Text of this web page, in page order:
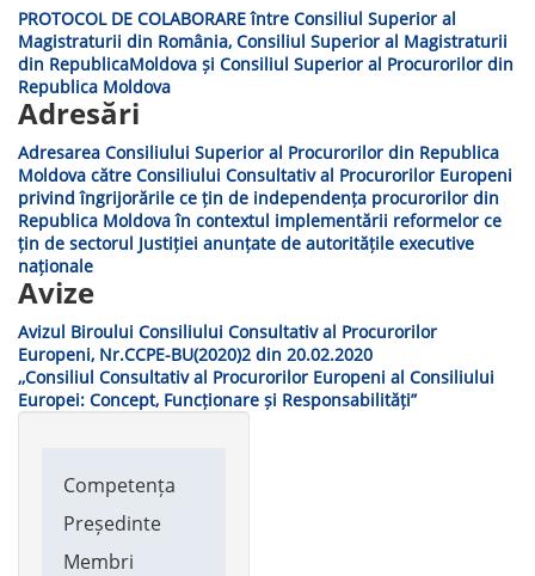
PROTOCOL DE COLABORARE între Consiliul Superior al
Magistraturii din România, Consiliul Superior al Magistraturii
din RepublicaMoldova și Consiliul Superior al Procurorilor din
Republica Moldova
Adresări
Adresarea Consiliului Superior al Procurorilor din Republica
Moldova către Consiliului Consultativ al Procurorilor Europeni
privind îngrijorările ce țin de independența procurorilor din
Republica Moldova în contextul implementării reformelor ce
țin de sectorul Justiției anunțate de autoritățile executive
naționale
Avize
Avizul Biroului Consiliului Consultativ al Procurorilor
Europeni, Nr.CCPE-BU(2020)2 din 20.02.2020
,,Consiliul Consultativ al Procurorilor Europeni al Consiliului
Europei: Concept, Funcționare și Responsabilități”
navigation
Competența
Președinte
Membri